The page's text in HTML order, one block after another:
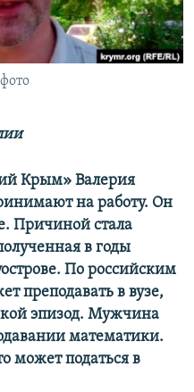
Крым» Валерия
на работу. Он
Причиной стала
в годы
По российским
преподавать в вузе,
эпизод. Мужчина
математики.
может податься в